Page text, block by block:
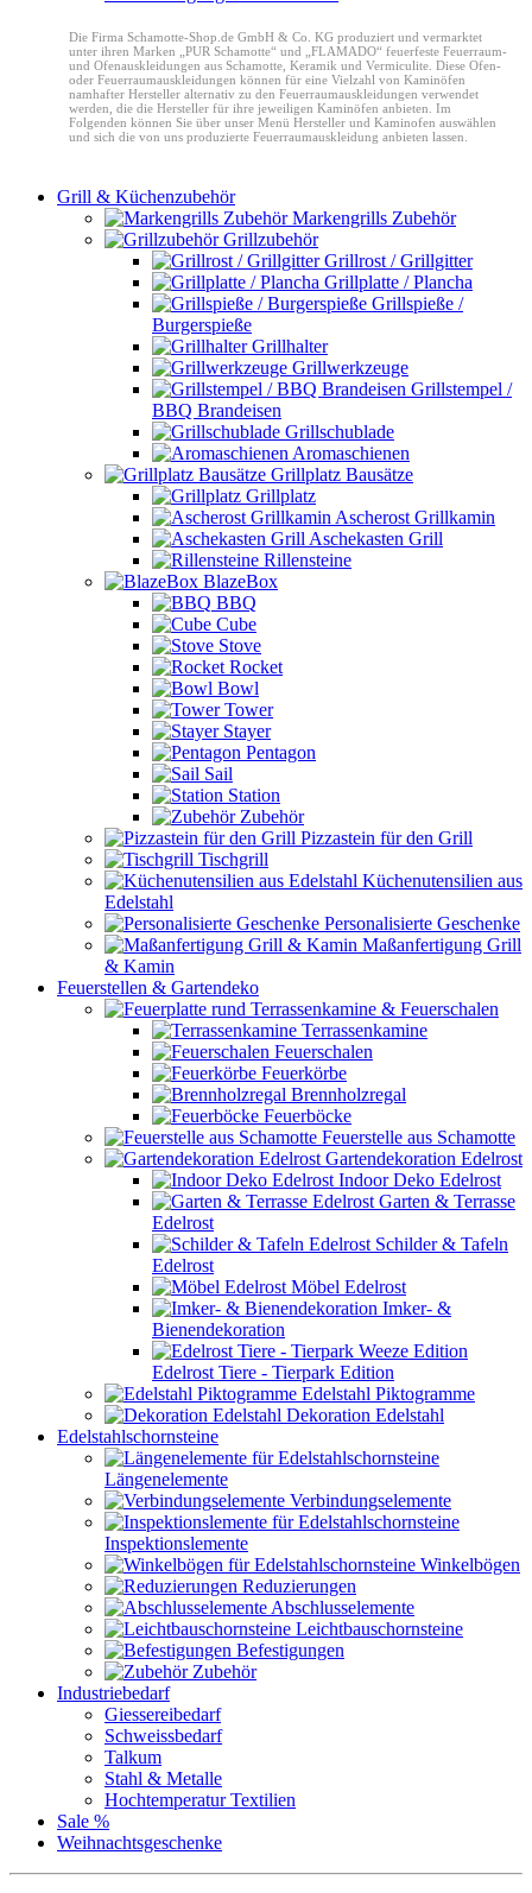
Die Firma Schamotte-Shop.de GmbH & Co. KG produziert und vermarktet
unter ihren Marken „PUR Schamotte“ und „FLAMADO“ feuerfeste Feuerraum-
und Ofenauskleidungen aus Schamotte, Keramik und Vermiculite. Diese Ofen-
oder Feuerraumauskleidungen können für eine Vielzahl von Kaminöfen
namhafter Hersteller alternativ zu den Feuerraumauskleidungen verwendet
werden, die die Hersteller für ihre jeweiligen Kaminöfen anbieten. Im
Folgenden können Sie über unser Menü Hersteller und Kaminofen auswählen
und sich die von uns produzierte Feuerraumauskleidung anbieten lassen.
Grill & Küchenzubehör
Markengrills Zubehör
Grillzubehör
Grillrost / Grillgitter
Grillplatte / Plancha
Grillspieße /
Burgerspieße
Grillhalter
Grillwerkzeuge
Grillstempel /
BBQ Brandeisen
Grillschublade
Aromaschienen
Grillplatz Bausätze
Grillplatz
Ascherost Grillkamin
Aschekasten Grill
Rillensteine
BlazeBox
BBQ
Cube
Stove
Rocket
Bowl
Tower
Stayer
Pentagon
Sail
Station
Zubehör
Pizzastein für den Grill
Tischgrill
Küchenutensilien aus
Edelstahl
Personalisierte Geschenke
Maßanfertigung Grill
& Kamin
Feuerstellen & Gartendeko
Terrassenkamine & Feuerschalen
Terrassenkamine
Feuerschalen
Feuerkörbe
Brennholzregal
Feuerböcke
Feuerstelle aus Schamotte
Gartendekoration Edelrost
Indoor Deko Edelrost
Garten & Terrasse
Edelrost
Schilder & Tafeln
Edelrost
Möbel Edelrost
Imker- &
Bienendekoration
Edelrost Tiere - Tierpark Edition
Edelstahl Piktogramme
Dekoration Edelstahl
Edelstahlschornsteine
Längenelemente
Verbindungselemente
Inspektionslemente
Winkelbögen
Reduzierungen
Abschlusselemente
Leichtbauschornsteine
Befestigungen
Zubehör
Industriebedarf
Giessereibedarf
Schweissbedarf
Talkum
Stahl & Metalle
Hochtemperatur Textilien
Sale %
Weihnachtsgeschenke